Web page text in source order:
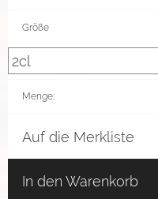
Größe
Menge:
Auf die Merkliste
In den Warenkorb